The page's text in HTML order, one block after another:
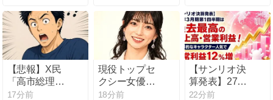
ース配合 1箱
40包( 価格:
￥4,617 ク:
￥1,846
ポ:1847pt
【悲報】X民
「高市総理の
SPが多すぎ
17分前
現役トップセ
クシー女優・
瀬戸環奈さん
18分前
【サンリオ決
算発表】27年
3月期第1四半
22分前